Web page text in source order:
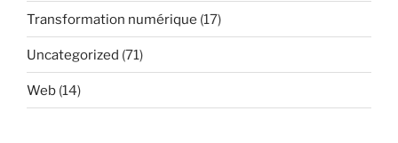
Transformation numérique (17)
Uncategorized (71)
Web (14)